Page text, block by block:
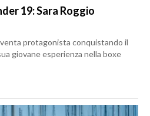
19: Sara Roggio
protagonista conquistando il
giovane esperienza nella boxe